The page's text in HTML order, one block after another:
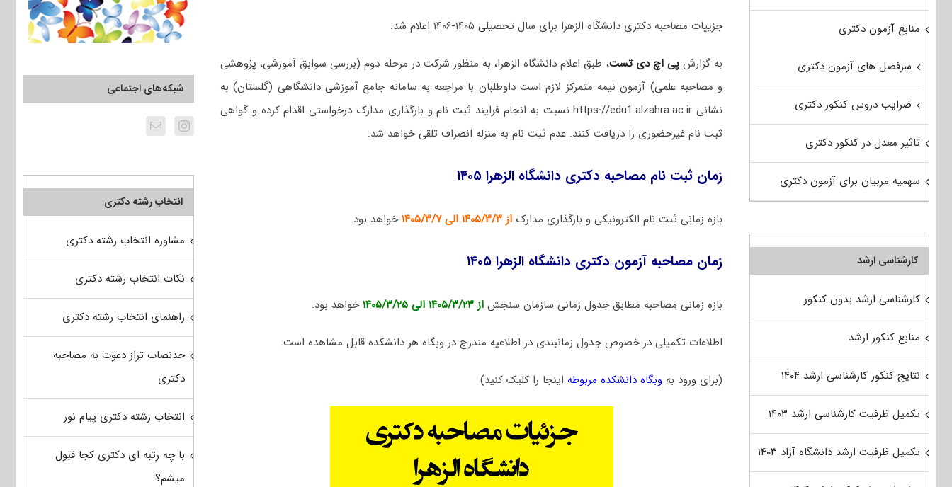
جزییات مصاحبه دکتری دانشگاه الزهرا برای سال تحصیلی ۱۴۰۵-۱۴۰۶ اعلام شد.
به گزارش پی اچ دی تست، طبق اعلام دانشگاه الزهرا، به منظور شرکت در مرحله دوم (بررسی سوابق آموزشی، پژوهشی
و مصاحبه علمی) آزمون نیمه متمرکز لازم است داوطلبان با مراجعه به سامانه جامع آموزشی دانشگاهی (گلستان) به
نشانی https://edu1.alzahra.ac.ir نسبت به انجام فرایند ثبت نام و بارگذاری مدارک درخواستی اقدام کرده و گواهی
ثبت نام غیرحضوری را دریافت کنند. عدم ثبت نام به منزله انصراف تلقی خواهد شد.
زمان ثبت نام مصاحبه دکتری دانشگاه الزهرا ۱۴۰۵
بازه زمانی ثبت نام الکترونیکی و بارگذاری مدارک از ۱۴۰۵/۳/۳ الی ۱۴۰۵/۳/۷ خواهد بود.
زمان مصاحبه آزمون دکتری دانشگاه الزهرا ۱۴۰۵
بازه زمانی مصاحبه مطابق جدول زمانی سازمان سنجش از ۱۴۰۵/۳/۲۳ الی ۱۴۰۵/۳/۲۵ خواهد بود.
اطلاعات تکمیلی در خصوص جدول زمانبندی در اطلاعیه مندرج در وبگاه هر دانشکده قابل مشاهده است.
(برای ورود به وبگاه دانشکده مربوطهاینجا را کلیک کنید)
شبکه‌های اجتماعی
انتخاب رشته دکتری
مشاوره انتخاب رشته دکتری
نکات انتخاب رشته دکتری
راهنمای انتخاب رشته دکتری
حدنصاب تراز دعوت به مصاحبه
دکتری
انتخاب رشته دکتری پیام نور
با چه رتبه ای دکتری کجا قبول
میشم؟
منابع آزمون دکتری
سرفصل های آزمون دکتری
ضرایب دروس کنکور دکتری
تاثیر معدل در کنکور دکتری
سهمیه مربیان برای آزمون دکتری
کارشناسی ارشد
کارشناسی ارشد بدون کنکور
منابع کنکور ارشد
نتایج کنکور کارشناسی ارشد ۱۴۰۴
تکمیل ظرفیت کارشناسی ارشد ۱۴۰۳
تکمیل ظرفیت ارشد دانشگاه آزاد ۱۴۰۳